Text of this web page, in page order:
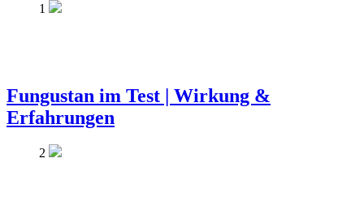
1
Fungustan im Test | Wirkung &
Erfahrungen
2